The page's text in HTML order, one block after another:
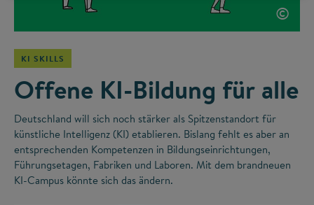
©
KI SKILLS
Offene KI-Bildung für alle
Deutschland will sich noch stärker als Spitzenstandort für
künstliche Intelligenz (KI) etablieren. Bislang fehlt es aber an
entsprechenden Kompetenzen in Bildungseinrichtungen,
Führungsetagen, Fabriken und Laboren. Mit dem brandneuen
KI-Campus könnte sich das ändern.